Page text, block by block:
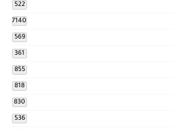
522
7140
569
361
855
818
830
536